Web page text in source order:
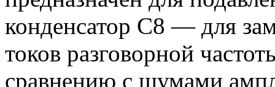
конденсатор С8 — для
токов разговорной
сравнению с шумами